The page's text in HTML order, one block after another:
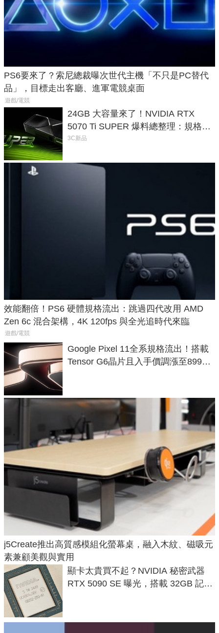
PS6要來了？索尼總裁曝次世代主機「不只是PC替代
品」，目標走出客廳、進軍電競桌面
遊戲/電競
24GB 大容量來了！NVIDIA RTX
5070 Ti SUPER 爆料總整理：規格、
功耗、上市時間
3C新品
效能翻倍！PS6 硬體規格流出：跳過四代改用 AMD
Zen 6c 混合架構，4K 120fps 與全光追時代來臨
遊戲/電競
Google Pixel 11全系規格流出！搭載
Tensor G6晶片且入手價調漲至899美
j5Create推出高質感模組化螢幕桌，融入木紋、磁吸元
素兼顧美觀與實用
顯卡太貴買不起？NVIDIA 秘密武器
RTX 5090 SE 曝光，搭載 32GB 記憶